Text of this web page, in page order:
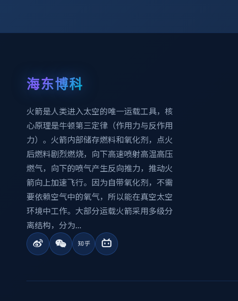
海东博科
火箭是人类进入太空的唯一运载工具，核
心原理是牛顿第三定律（作用力与反作用
力）。火箭内部储存燃料和氧化剂，点火
后燃料剧烈燃烧，向下高速喷射高温高压
燃气，向下的喷气产生反向推力，推动火
箭向上加速飞行。因为自带氧化剂，不需
要依赖空气中的氧气，所以能在真空太空
环境中工作。大部分运载火箭采用多级分
离结构，分为...